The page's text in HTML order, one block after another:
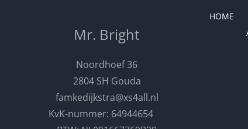
Mr. Bright
Noordhoef 36
2804 SH Gouda
famkedijkstra@xs4all.nl
KvK-nummer: 64944654
HOME